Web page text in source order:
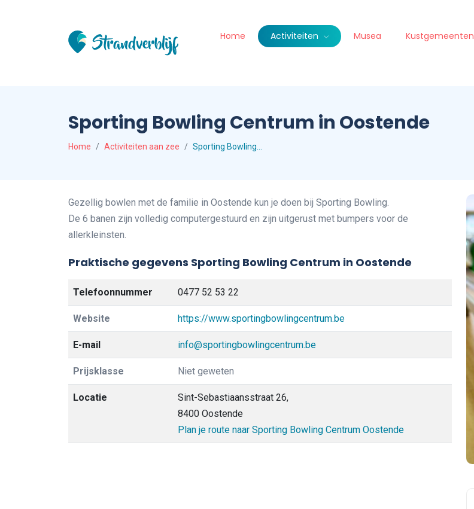
Home Activiteiten Musea Kustgemeenten
Sporting Bowling Centrum in Oostende
Home Activiteiten aan zee Sporting Bowling…
Gezellig bowlen met de familie in Oostende kun je doen bij Sporting Bowling.
De 6 banen zijn volledig computergestuurd en zijn uitgerust met bumpers voor de
allerkleinsten.
Praktische gegevens Sporting Bowling Centrum in Oostende
Telefoonnummer 0477 52 53 22
Website https://www.sportingbowlingcentrum.be
E-mail info@sportingbowlingcentrum.be
Prijsklasse Niet geweten
Locatie
Sint-Sebastiaansstraat 26,
8400 Oostende
Plan je route naar Sporting Bowling Centrum Oostende